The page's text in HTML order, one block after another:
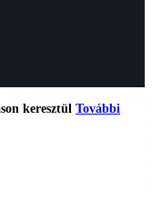
keresztül További